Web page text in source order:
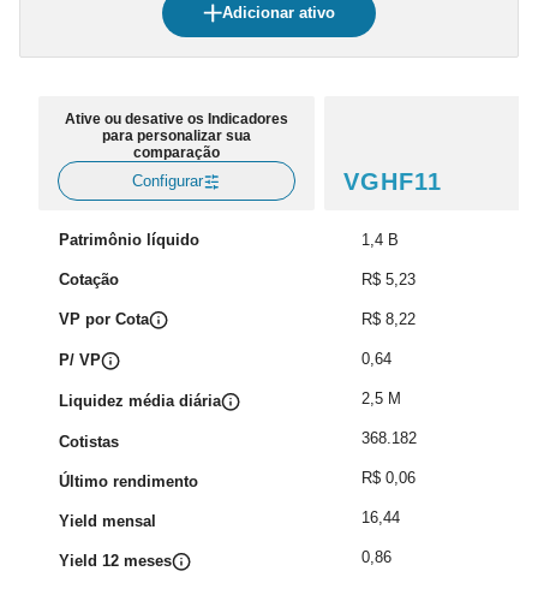
Adicionar ativo
Ative ou desative os Indicadores
para personalizar sua
comparação
Configurar
Patrimônio líquido
Cotação
VP por Cota
P/ VP
Liquidez média diária
Cotistas
Último rendimento
Yield mensal
Yield 12 meses
VGHF11
1,4 B
R$ 5,23
R$ 8,22
0,64
2,5 M
368.182
R$ 0,06
16,44
0,86